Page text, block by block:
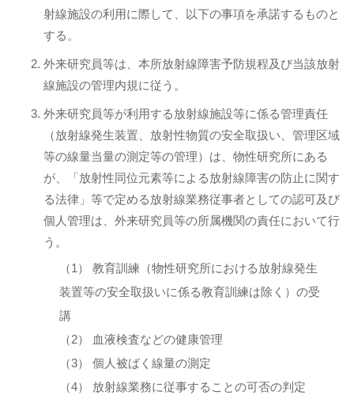
射線施設の利用に際して、以下の事項を承諾するものと
する。
外来研究員等は、本所放射線障害予防規程及び当該放射
線施設の管理内規に従う。
外来研究員等が利用する放射線施設等に係る管理責任
（放射線発生装置、放射性物質の安全取扱い、管理区域
等の線量当量の測定等の管理）は、物性研究所にある
が、「放射性同位元素等による放射線障害の防止に関す
る法律」等で定める放射線業務従事者としての認可及び
個人管理は、外来研究員等の所属機関の責任において行
う。
（1） 教育訓練（物性研究所における放射線発生
装置等の安全取扱いに係る教育訓練は除く）の受
講
（2） 血液検査などの健康管理
（3） 個人被ばく線量の測定
（4） 放射線業務に従事することの可否の判定